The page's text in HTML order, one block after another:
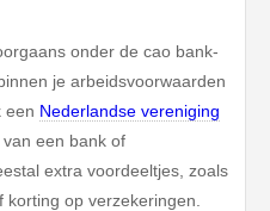
onder de cao bank-
je arbeidsvoorwaarden
een Nederlandse vereniging
van een bank of
extra voordeeltjes, zoals
op verzekeringen.